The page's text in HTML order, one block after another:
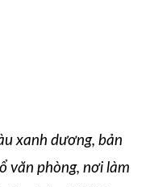
xanh dương, bản
văn phòng, nơi làm